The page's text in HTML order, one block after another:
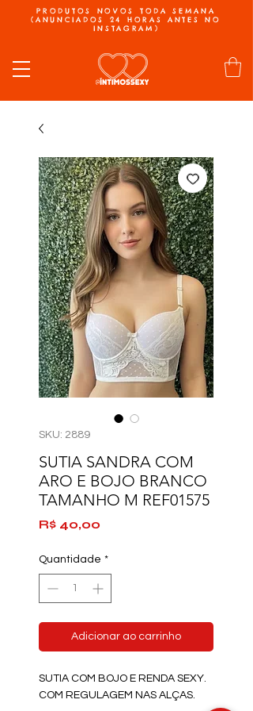
PRODUTOS NOVOS TODA SEMANA
(ANUNCIADOS 24 HORAS ANTES NO
INSTAGRAM)
SKU: 2889
SUTIA SANDRA COM
ARO E BOJO BRANCO
TAMANHO M REF01575
R$ 40,00
Quantidade *
Adicionar ao carrinho
SUTIA COM BOJO E RENDA SEXY.
COM REGULAGEM NAS ALÇAS.